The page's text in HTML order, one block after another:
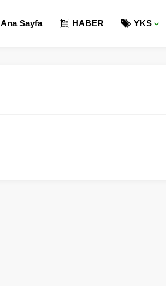
Ana Sayfa HABER YKS